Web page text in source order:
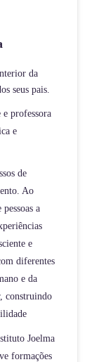
da
seus pais.
professora
e
de
Ao
a
e
diferentes
e da
construindo
Joelma
formações